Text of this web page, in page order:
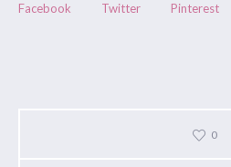
Facebook Twitter Pinterest
0